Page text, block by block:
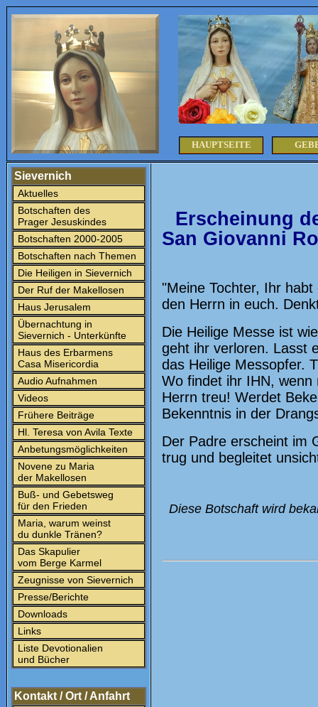
HAUPTSEITE
Sievernich
Aktuelles
Botschaften des
Prager Jesuskindes
Botschaften 2000-2005
Botschaften nach Themen
Die Heiligen in Sievernich
Der Ruf der Makellosen
Haus Jerusalem
Übernachtung in
Sievernich - Unterkünfte
Haus des Erbarmens
Casa Misericordia
Audio Aufnahmen
Videos
Frühere Beiträge
Hl. Teresa von Avila Texte
Anbetungsmöglichkeiten
Novene zu Maria
der Makellosen
Buß- und Gebetsweg
für den Frieden
Maria, warum weinst
du dunkle Tränen?
Das Skapulier
vom Berge Karmel
Zeugnisse von Sievernich
Presse/Berichte
Downloads
Links
Liste Devotionalien
und Bücher
Kontakt / Ort / Anfahrt
Erscheinung
San Giovanni
"Meine Tochter, Ihr
den Herrn in euch.
Die Heilige Messe ist
geht ihr verloren. Lasst
das Heilige Messopfer.
Wo findet ihr IHN,
Herrn treu! Werdet
Bekenntnis in der
Der Padre erscheint im
trug und begleitet
Diese Botschaft wird